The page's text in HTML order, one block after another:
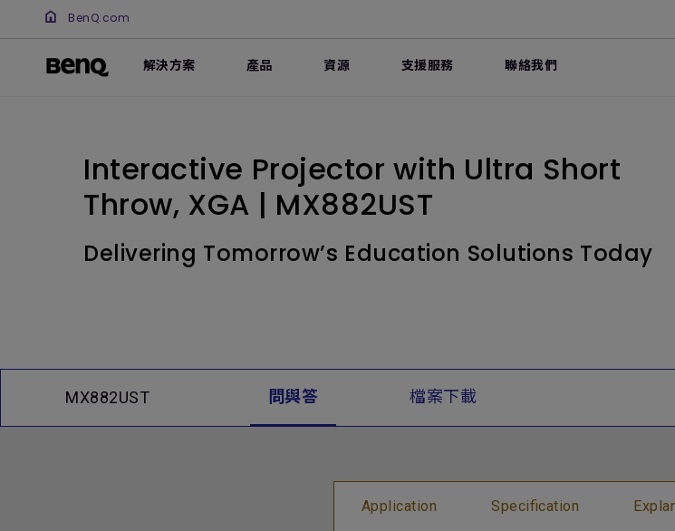
BenQ.com
解決方案 產品 資源 支援服務 聯絡我們
Interactive Projector with Ultra Short
Throw, XGA | MX882UST
Delivering Tomorrow’s Education Solutions Today
MX882UST 問與答 檔案下載
Application Specification